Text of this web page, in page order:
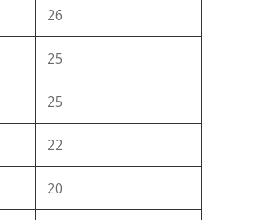
26
25
25
22
20